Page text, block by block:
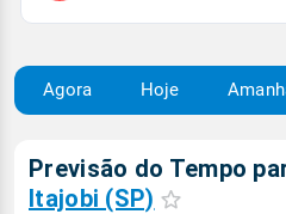
Agora Hoje
Previsão do Tempo
Itajobi (SP)